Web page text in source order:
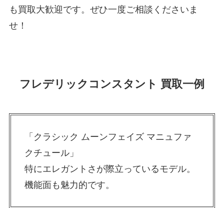
も買取大歓迎です。ぜひ一度ご相談くださいま
せ！
フレデリックコンスタント 買取一例
「クラシック ムーンフェイズ マニュファ
クチュール」
特にエレガントさが際立っているモデル。
機能面も魅力的です。